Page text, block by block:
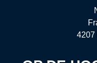
4207